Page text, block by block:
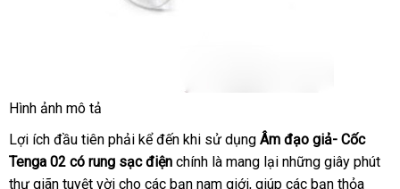
đạo
giả-
Cốc
Hình ảnh mô tả
Lợi ích đầu tiên phải kể đến khi sử dụng Âm đạo giả- Cốc
Tenga 02 có rung sạc điện chính là mang lại amazon
những giây phút
thư giãn tuyệt vời cho giao
các bạn nam giớitận
, giúp cung
các bạn thỏa